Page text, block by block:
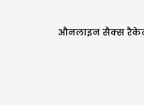
औनलाइन सैक्स रैकेट